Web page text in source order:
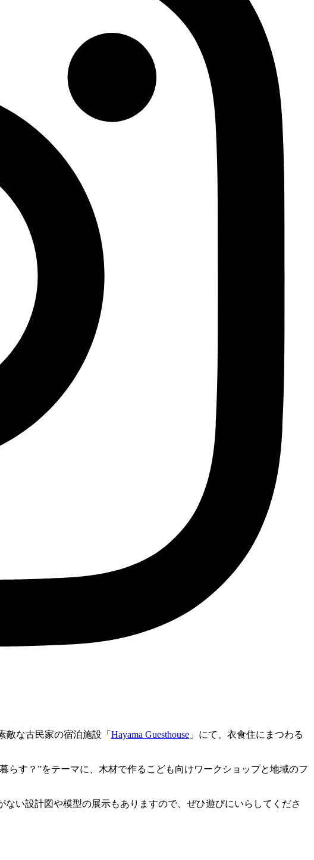
敵な古民家の宿泊施設「 Hayama Guesthouse 」にて、衣食住にまつわる
す？”をテーマに、木材で作るこども向けワークショップと地域のフ
い設計図や模型の展示もありますので、ぜひ遊びにいらしてくださ